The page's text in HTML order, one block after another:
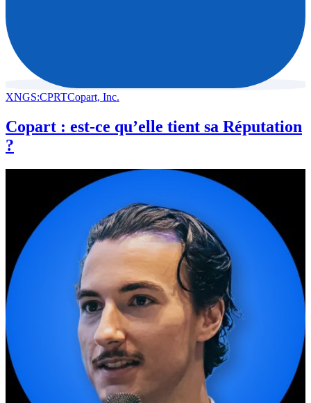
XNGS:CPRTCopart, Inc.
Copart : est-ce qu’elle tient sa Réputation
?